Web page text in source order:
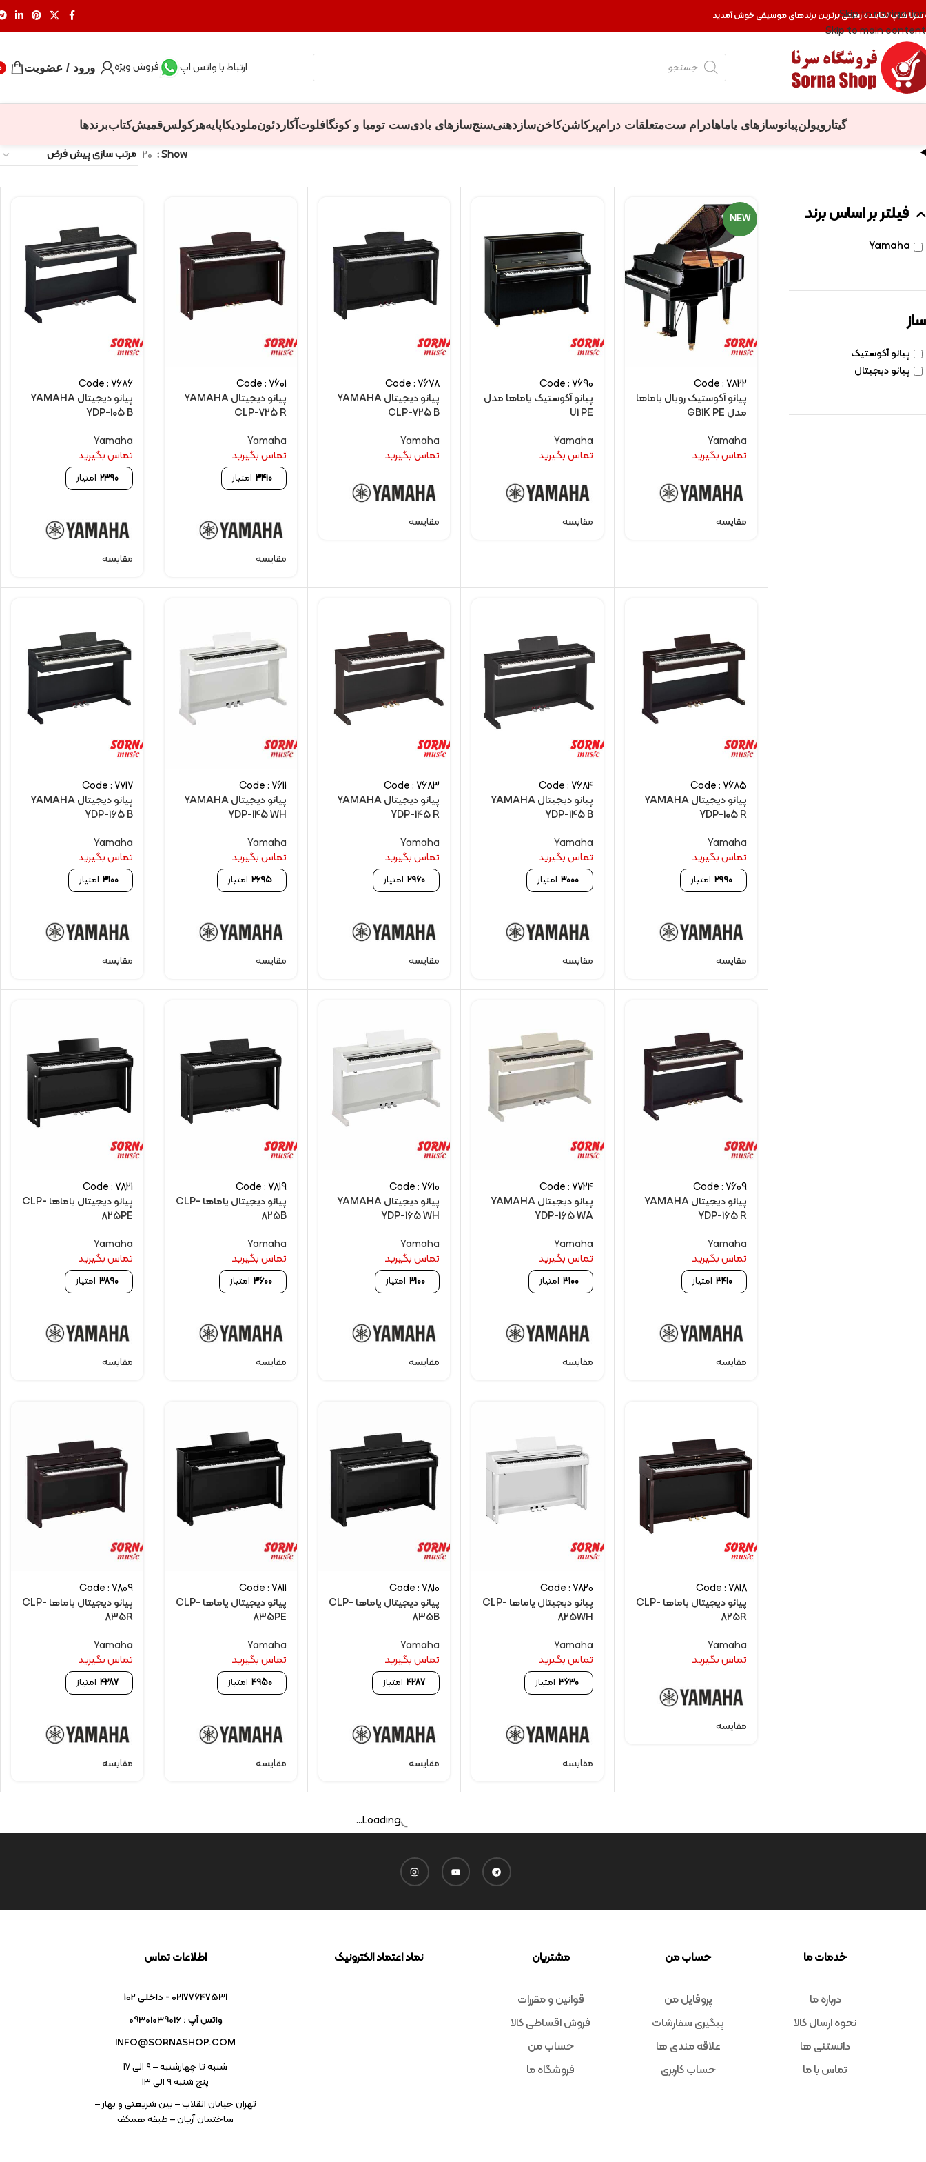
Skip to navigation
Skip to main content
سرنا شاپ نماینده رسمی برترین برندهای موسیقی خوش آمدید
ارتباط با واتس اپ فروش ویژه ورود / عضویت
گیتار ویولنپیانوسازهای یاماهادرام ستمتعلقات درامپرکاشنکاخنسازدهنیسنجسازهای بادیست تومبا و کونگافلوت آکاردئونملودیکاپایههرکولسقمیشکتاببرندها
فیلتر بر اساس برند
Yamaha
ساز
پیانو آکوستیک
پیانو دیجیتال
Show ۲۰
NEW
Code : 7822
پیانو آکوستیک رویال یاماها
مدل GB1K PE
Yamaha
تماس بگیرید
مقایسه
Code : 7690
پیانو آکوستیک یاماها مدل
U1 PE
Yamaha
تماس بگیرید
مقایسه
Code : 7678
پیانو دیجیتال YAMAHA
CLP-725 B
Yamaha
تماس بگیرید
مقایسه
Code : 7601
پیانو دیجیتال YAMAHA
CLP-725 R
Yamaha
تماس بگیرید
3410 امتیاز
مقایسه
Code : 7686
پیانو دیجیتال YAMAHA
YDP-105 B
Yamaha
تماس بگیرید
2390 امتیاز
مقایسه
Code : 7685
پیانو دیجیتال YAMAHA
YDP-105 R
Yamaha
تماس بگیرید
2990 امتیاز
مقایسه
Code : 7684
پیانو دیجیتال YAMAHA
YDP-145 B
Yamaha
تماس بگیرید
3000 امتیاز
مقایسه
Code : 7683
پیانو دیجیتال YAMAHA
YDP-145 R
Yamaha
تماس بگیرید
2960 امتیاز
مقایسه
Code : 7611
پیانو دیجیتال YAMAHA
YDP-145 WH
Yamaha
تماس بگیرید
2695 امتیاز
مقایسه
Code : 7717
پیانو دیجیتال YAMAHA
YDP-165 B
Yamaha
تماس بگیرید
3100 امتیاز
مقایسه
Code : 7609
پیانو دیجیتال YAMAHA
YDP-165 R
Yamaha
تماس بگیرید
3410 امتیاز
مقایسه
Code : 7724
پیانو دیجیتال YAMAHA
YDP-165 WA
Yamaha
تماس بگیرید
3100 امتیاز
مقایسه
Code : 7610
پیانو دیجیتال YAMAHA
YDP-165 WH
Yamaha
تماس بگیرید
3100 امتیاز
مقایسه
Code : 7819
پیانو دیجیتال یاماها CLP-
825B
Yamaha
تماس بگیرید
3600 امتیاز
مقایسه
Code : 7821
پیانو دیجیتال یاماها CLP-
825PE
Yamaha
تماس بگیرید
3890 امتیاز
مقایسه
Code : 7818
پیانو دیجیتال یاماها CLP-
825R
Yamaha
تماس بگیرید
مقایسه
Code : 7820
پیانو دیجیتال یاماها CLP-
825WH
Yamaha
تماس بگیرید
3630 امتیاز
مقایسه
Code : 7810
پیانو دیجیتال یاماها CLP-
835B
Yamaha
تماس بگیرید
4287 امتیاز
مقایسه
Code : 7811
پیانو دیجیتال یاماها CLP-
835PE
Yamaha
تماس بگیرید
4950 امتیاز
مقایسه
Code : 7809
پیانو دیجیتال یاماها CLP-
835R
Yamaha
تماس بگیرید
4287 امتیاز
مقایسه
845WB
Yamaha
تماس بگیرید
پیانو دیجیتال یاماها
CVP-701B
Yamaha
تماس بگیرید
پیانو دیجیتال یاماها
Code : 7797
پیانو دیجیتال یاماها
P45B
Yamaha
تماس بگیرید